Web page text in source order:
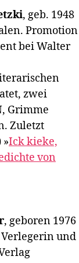
, geb. 1948
Promotion
bei Walter
zwei
Grimme
Zuletzt
Ick kieke,
von
, geboren 1976
und